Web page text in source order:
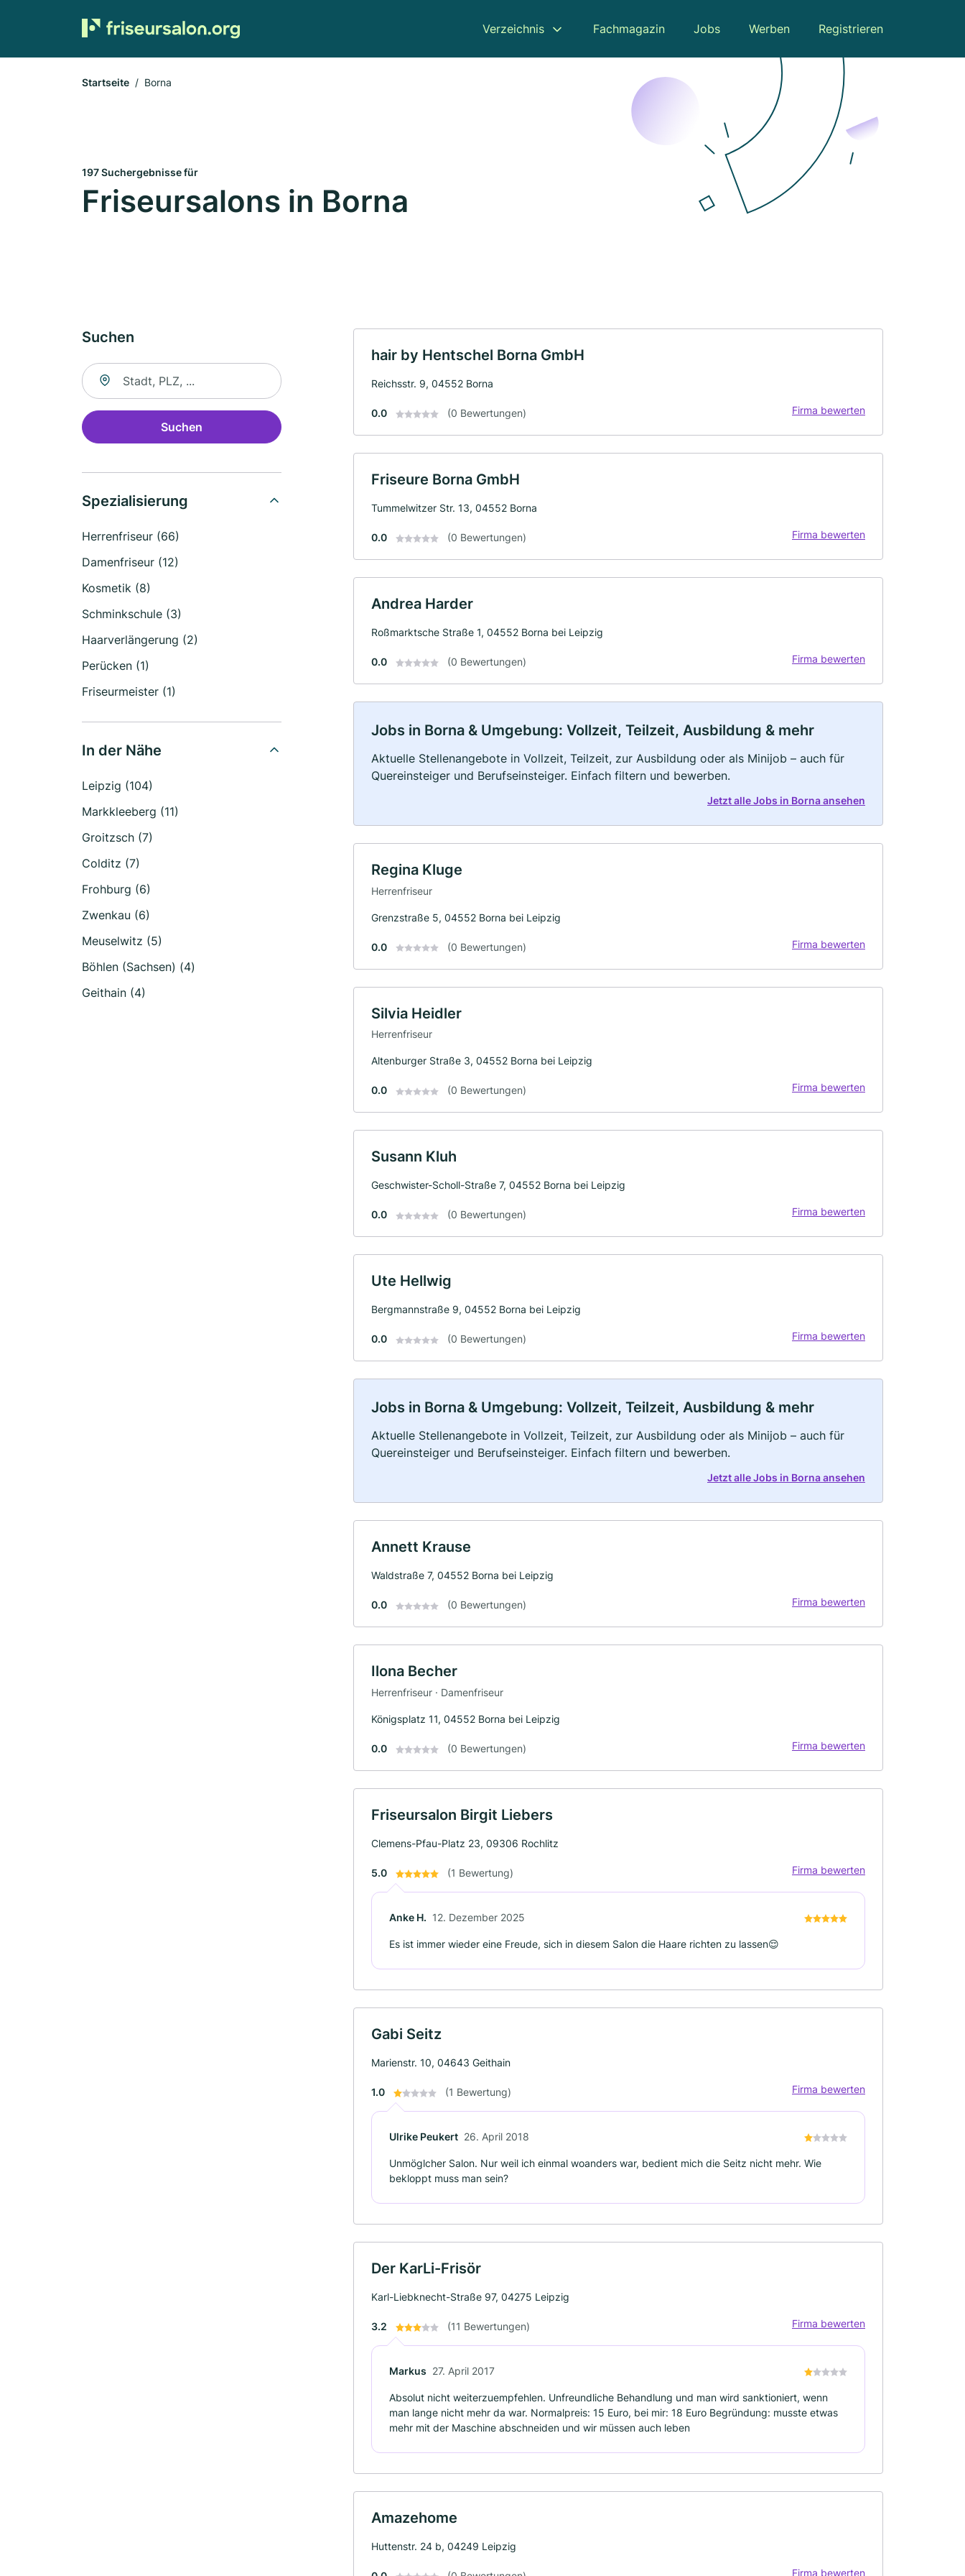
Verzeichnis Fachmagazin Jobs Werben Registrieren
Startseite Borna
197 Suchergebnisse für
Friseursalons in Borna
Suchen
Suche nach Ort
Suchen
Spezialisierung
Herrenfriseur (66)
Damenfriseur (12)
Kosmetik (8)
Schminkschule (3)
Haarverlängerung (2)
Perücken (1)
Friseurmeister (1)
In der Nähe
Leipzig (104)
Markkleeberg (11)
Groitzsch (7)
Colditz (7)
Frohburg (6)
Zwenkau (6)
Meuselwitz (5)
Böhlen (Sachsen) (4)
Geithain (4)
hair by Hentschel Borna GmbH
Reichsstr. 9, 04552 Borna
0.0 (0 Bewertungen) Firma bewerten
Friseure Borna GmbH
Tummelwitzer Str. 13, 04552 Borna
0.0 (0 Bewertungen) Firma bewerten
Andrea Harder
Roßmarktsche Straße 1, 04552 Borna bei Leipzig
0.0 (0 Bewertungen) Firma bewerten
Jobs in Borna & Umgebung: Vollzeit, Teilzeit, Ausbildung & mehr
Aktuelle Stellenangebote in Vollzeit, Teilzeit, zur Ausbildung oder als Minijob – auch für
Quereinsteiger und Berufseinsteiger. Einfach filtern und bewerben.
Jetzt alle Jobs in Borna ansehen
Regina Kluge
Herrenfriseur
Grenzstraße 5, 04552 Borna bei Leipzig
0.0 (0 Bewertungen) Firma bewerten
Silvia Heidler
Herrenfriseur
Altenburger Straße 3, 04552 Borna bei Leipzig
0.0 (0 Bewertungen) Firma bewerten
Susann Kluh
Geschwister-Scholl-Straße 7, 04552 Borna bei Leipzig
0.0 (0 Bewertungen) Firma bewerten
Ute Hellwig
Bergmannstraße 9, 04552 Borna bei Leipzig
0.0 (0 Bewertungen) Firma bewerten
Jobs in Borna & Umgebung: Vollzeit, Teilzeit, Ausbildung & mehr
Aktuelle Stellenangebote in Vollzeit, Teilzeit, zur Ausbildung oder als Minijob – auch für
Quereinsteiger und Berufseinsteiger. Einfach filtern und bewerben.
Jetzt alle Jobs in Borna ansehen
Annett Krause
Waldstraße 7, 04552 Borna bei Leipzig
0.0 (0 Bewertungen) Firma bewerten
Ilona Becher
Herrenfriseur · Damenfriseur
Königsplatz 11, 04552 Borna bei Leipzig
0.0 (0 Bewertungen) Firma bewerten
Friseursalon Birgit Liebers
Clemens-Pfau-Platz 23, 09306 Rochlitz
5.0 (1 Bewertung) Firma bewerten
Anke H. 12. Dezember 2025
Es ist immer wieder eine Freude, sich in diesem Salon die Haare richten zu lassen😌
Gabi Seitz
Marienstr. 10, 04643 Geithain
1.0 (1 Bewertung) Firma bewerten
Ulrike Peukert 26. April 2018
Unmöglcher Salon. Nur weil ich einmal woanders war, bedient mich die Seitz nicht mehr. Wie
bekloppt muss man sein?
Der KarLi-Frisör
Karl-Liebknecht-Straße 97, 04275 Leipzig
3.2 (11 Bewertungen) Firma bewerten
Markus 27. April 2017
Absolut nicht weiterzuempfehlen. Unfreundliche Behandlung und man wird sanktioniert, wenn
man lange nicht mehr da war. Normalpreis: 15 Euro, bei mir: 18 Euro Begründung: musste etwas
mehr mit der Maschine abschneiden und wir müssen auch leben
Amazehome
Huttenstr. 24 b, 04249 Leipzig
Firma bewerten